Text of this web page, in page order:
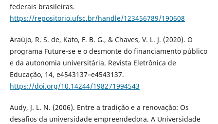
federais brasileiras.
https://repositorio.ufsc.br/handle/123456789/190608
Araújo, R. S. de, Kato, F. B. G., & Chaves, V. L. J. (2020). O
programa Future-se e o desmonte do financiamento público
e da autonomia universitária. Revista Eletrônica de
Educação, 14, e4543137–e4543137.
https://doi.org/10.14244/198271994543
Audy, J. L. N. (2006). Entre a tradição e a renovação: Os
desafios da universidade empreendedora. A Universidade